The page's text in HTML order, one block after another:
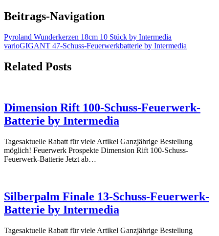
Beitrags-Navigation
Pyroland Wunderkerzen 18cm 10 Stück by Intermedia
varioGIGANT 47-Schuss-Feuerwerkbatterie by Intermedia
Related Posts
Dimension Rift 100-Schuss-Feuerwerk-
Batterie by Intermedia
Tagesaktuelle Rabatt für viele Artikel Ganzjährige Bestellung
möglich! Feuerwerk Prospekte Dimension Rift 100-Schuss-
Feuerwerk-Batterie Jetzt ab…
Silberpalm Finale 13-Schuss-Feuerwerk-
Batterie by Intermedia
Tagesaktuelle Rabatt für viele Artikel Ganzjährige Bestellung